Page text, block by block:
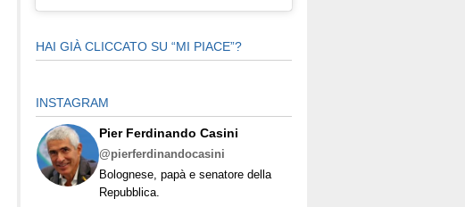
HAI GIÀ CLICCATO SU “MI PIACE”?
INSTAGRAM
Pier Ferdinando Casini
@pierferdinandocasini
Bolognese, papà e senatore della
Repubblica.